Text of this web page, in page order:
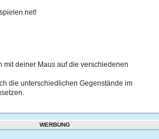
mit deiner Maus auf die verschiedenen
die unterschiedlichen Gegenstände im
WERBUNG